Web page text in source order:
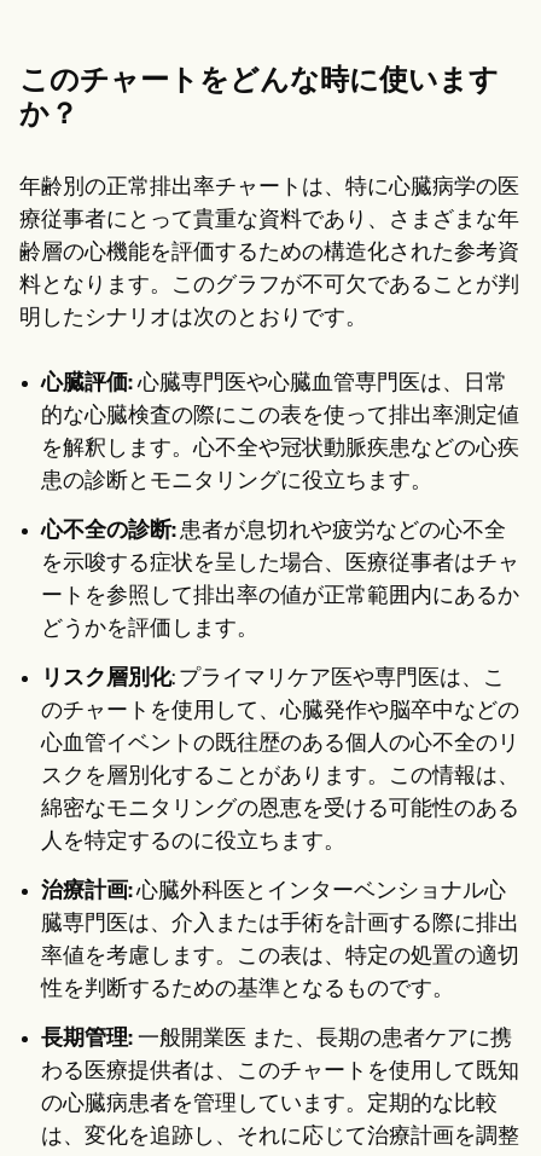
このチャートをどんな時に使います
か？
年齢別の正常排出率チャートは、特に心臓病学の医
療従事者にとって貴重な資料であり、さまざまな年
齢層の心機能を評価するための構造化された参考資
料となります。このグラフが不可欠であることが判
明したシナリオは次のとおりです。
心臓評価:心臓専門医や心臓血管専門医は、日常
的な心臓検査の際にこの表を使って排出率測定値
を解釈します。心不全や冠状動脈疾患などの心疾
患の診断とモニタリングに役立ちます。
心不全の診断: 患者が息切れや疲労などの心不全
を示唆する症状を呈した場合、医療従事者はチャ
ートを参照して排出率の値が正常範囲内にあるか
どうかを評価します。
リスク層別化: プライマリケア医や専門医は、こ
のチャートを使用して、心臓発作や脳卒中などの
心血管イベントの既往歴のある個人の心不全のリ
スクを層別化することがあります。この情報は、
綿密なモニタリングの恩恵を受ける可能性のある
人を特定するのに役立ちます。
治療計画:心臓外科医とインターベンショナル心
臓専門医は、介入または手術を計画する際に排出
率値を考慮します。この表は、特定の処置の適切
性を判断するための基準となるものです。
長期管理: 一般開業医 また、長期の患者ケアに携
わる医療提供者は、このチャートを使用して既知
の心臓病患者を管理しています。定期的な比較
は、変化を追跡し、それに応じて治療計画を調整